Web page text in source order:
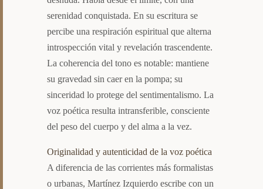
serenidad conquistada. En su escritura se
percibe una respiración espiritual que alterna
introspección vital y revelación trascendente.
La coherencia del tono es notable: mantiene
su gravedad sin caer en la pompa; su
sinceridad lo protege del sentimentalismo. La
voz poética resulta intransferible, consciente
del peso del cuerpo y del alma a la vez.
Originalidad y autenticidad de la voz poética
A diferencia de las corrientes más formalistas
o urbanas, Martínez Izquierdo escribe con un